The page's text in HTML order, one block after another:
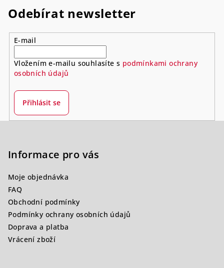
Odebírat newsletter
E-mail
Vložením e-mailu souhlasíte s podmínkami ochrany
osobních údajů
Přihlásit se
Informace pro vás
Moje objednávka
FAQ
Obchodní podmínky
Podmínky ochrany osobních údajů
Doprava a platba
Vrácení zboží